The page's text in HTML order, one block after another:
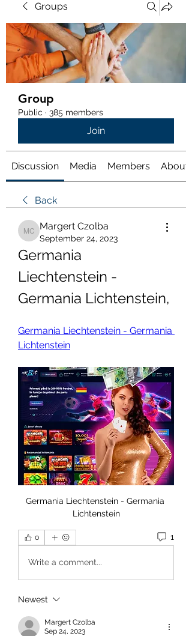
Groups
Group
Public · 385 members
Join
Discussion Media Members About
Back
Margert Czolba
Margert Czolba
September 24, 2023
Germania
Liechtenstein -
Germania Lichtenstein,
Germania Liechtenstein - Germania
Lichtenstein
Germania Liechtenstein - Germania
Lichtenstein
0 1
Write a comment...
Newest
Margert Czolba
Sep 24, 2023